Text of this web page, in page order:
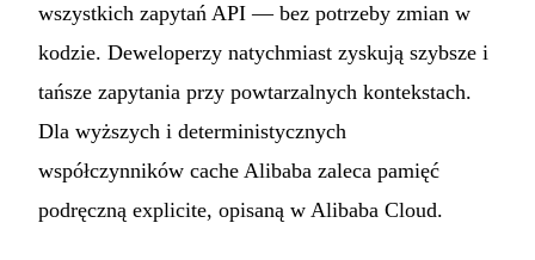
wszystkich zapytań API — bez potrzeby zmian w
kodzie. Deweloperzy natychmiast zyskują szybsze i
tańsze zapytania przy powtarzalnych kontekstach.
Dla wyższych i deterministycznych
współczynników cache Alibaba zaleca pamięć
podręczną explicite, opisaną w Alibaba Cloud.